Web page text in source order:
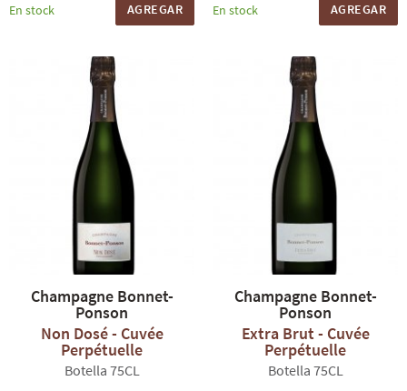
En stock AGREGAR En stock AGREGAR
Champagne Bonnet-
Ponson
Non Dosé - Cuvée
Perpétuelle
Botella 75CL
Champagne Bonnet-
Ponson
Extra Brut - Cuvée
Perpétuelle
Botella 75CL